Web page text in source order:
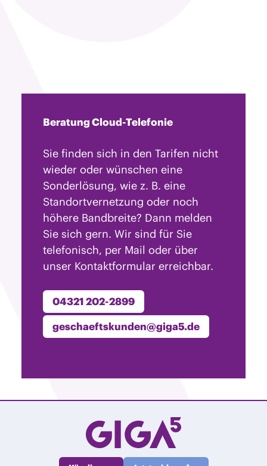
Beratung Cloud-Telefonie
Sie finden sich in den Tarifen nicht
wieder oder wünschen eine
Sonderlösung, wie z. B. eine
Standortvernetzung oder noch
höhere Bandbreite? Dann melden
Sie sich gern. Wir sind für Sie
telefonisch, per Mail oder über
unser Kontaktformular erreichbar.
04321 202-2899
geschaeftskunden@giga5.de